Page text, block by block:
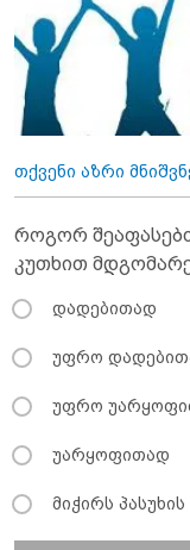
თქვენი აზრი
როგორ
კუთხით
დადებითად
უფრო
უფრო
უარყოფითად
მიჭირს პასუხის